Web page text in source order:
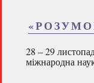
28 – 29
міжнародна